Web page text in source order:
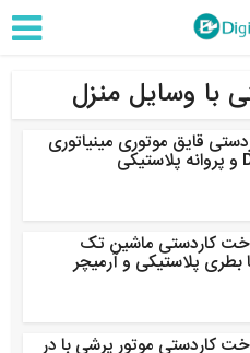
با وسایل منزل
قایق موتوری مینیاتوری
کاردستی ماشین تک
پلاستیکی و آرمیچر
کاردستی موتور پرشی با در